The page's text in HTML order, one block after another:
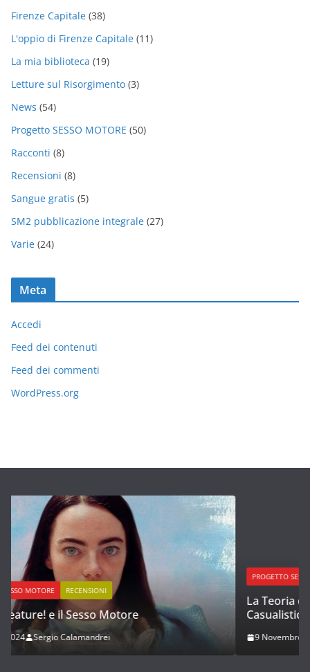
Firenze Capitale (38)
L'oppio di Firenze Capitale (11)
La mia biblioteca (19)
Letture sul Risorgimento (3)
News (54)
Progetto SESSO MOTORE (50)
Racconti (8)
Recensioni (8)
Sangue gratis (5)
SM2 pubblicazione integrale (27)
Varie (24)
Meta
Accedi
Feed dei contenuti
Feed dei commenti
WordPress.org
PROGETTO SESSO MOTORE SM2 PUBBLICAZIONE INTEGRALE
La Teoria dell’Amore Romantico e dell’Amore
Casualistico
9 Novembre 2022 Sergio Calamandrei